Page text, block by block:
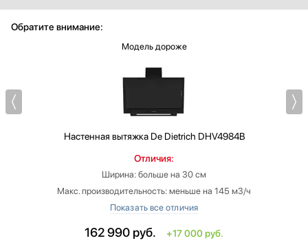
Обратите внимание:
Модель дороже
Настенная вытяжкаDe Dietrich DHV4984B
Отличия:
Ширина: больше на 30 см
Макс. производительность: меньше на 145 м3/ч
Количество фильтров: 3
Габариты (ВхШхГ): 40х90х38 см
162 990 руб. +17 000 руб.